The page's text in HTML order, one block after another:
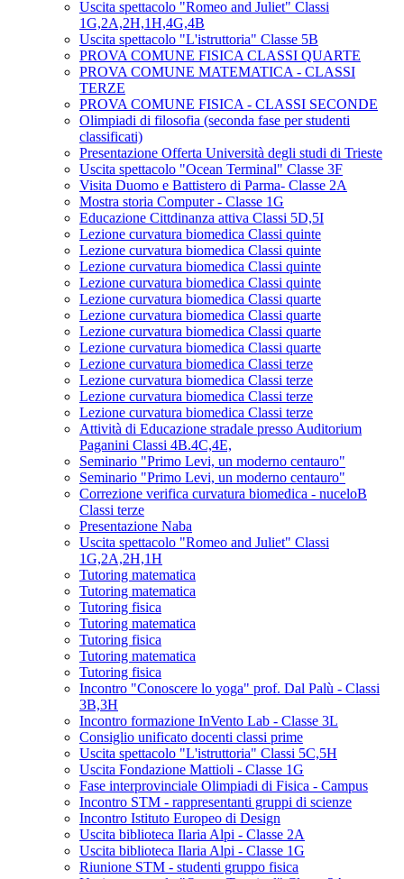
Uscita spettacolo "Romeo and Juliet" Classi
1G,2A,2H,1H,4G,4B
Uscita spettacolo "L'istruttoria" Classe 5B
PROVA COMUNE FISICA CLASSI QUARTE
PROVA COMUNE MATEMATICA - CLASSI
TERZE
PROVA COMUNE FISICA - CLASSI SECONDE
Olimpiadi di filosofia (seconda fase per studenti
classificati)
Presentazione Offerta Università degli studi di Trieste
Uscita spettacolo "Ocean Terminal" Classe 3F
Visita Duomo e Battistero di Parma- Classe 2A
Mostra storia Computer - Classe 1G
Educazione Cittdinanza attiva Classi 5D,5I
Lezione curvatura biomedica Classi quinte
Lezione curvatura biomedica Classi quinte
Lezione curvatura biomedica Classi quinte
Lezione curvatura biomedica Classi quinte
Lezione curvatura biomedica Classi quarte
Lezione curvatura biomedica Classi quarte
Lezione curvatura biomedica Classi quarte
Lezione curvatura biomedica Classi quarte
Lezione curvatura biomedica Classi terze
Lezione curvatura biomedica Classi terze
Lezione curvatura biomedica Classi terze
Lezione curvatura biomedica Classi terze
Attività di Educazione stradale presso Auditorium
Paganini Classi 4B.4C,4E,
Seminario "Primo Levi, un moderno centauro"
Seminario "Primo Levi, un moderno centauro"
Correzione verifica curvatura biomedica - nuceloB
Classi terze
Presentazione Naba
Uscita spettacolo "Romeo and Juliet" Classi
1G,2A,2H,1H
Tutoring matematica
Tutoring matematica
Tutoring fisica
Tutoring matematica
Tutoring fisica
Tutoring matematica
Tutoring fisica
Incontro "Conoscere lo yoga" prof. Dal Palù - Classi
3B,3H
Incontro formazione InVento Lab - Classe 3L
Consiglio unificato docenti classi prime
Uscita spettacolo "L'istruttoria" Classi 5C,5H
Uscita Fondazione Mattioli - Classe 1G
Fase interprovinciale Olimpiadi di Fisica - Campus
Incontro STM - rappresentanti gruppi di scienze
Incontro Istituto Europeo di Design
Uscita biblioteca Ilaria Alpi - Classe 2A
Uscita biblioteca Ilaria Alpi - Classe 1G
Riunione STM - studenti gruppo fisica